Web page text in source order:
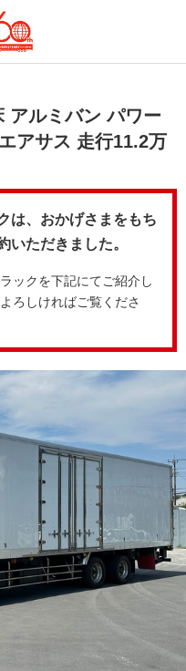
アルミバン パワー
アサス 走行11.2万
は、おかげさまをもち
いただきました。
ックを下記にてご紹介し
ろしければご覧くださ